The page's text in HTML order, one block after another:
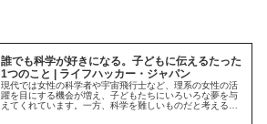
誰でも科学が好きになる。子どもに伝えるたった
1つのこと | ライフハッカー・ジャパン
現代では女性の科学者や宇宙飛行士など、理系の女性の活
躍を目にする機会が増え、子どもたちにいろいろな夢を与
えてくれています。一方、科学を難しいものだと考える子